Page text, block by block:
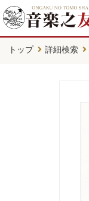
トップ 詳細検索